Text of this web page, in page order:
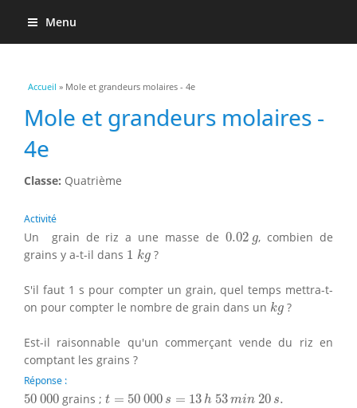
Menu
Vous êtes ici
Accueil » Mole et grandeurs molaires - 4e
Mole et grandeurs molaires -
4e
Classe: Quatrième
Activité
Un grain de riz a une masse de 0.02 g
0.02 g, combien de
grains y a-t-il dans 1 kg
1 kg?
S'il faut 1 s pour compter un grain, quel temps mettra-t-
on pour compter le nombre de grain dans un kg
kg ?
Est-il raisonnable qu'un commerçant vende du riz en
comptant les grains ?
Réponse :
50 000
50 000grains ; t = 50 000 s = 13 h 53min 20 s.
t 50 000s = 13h 53min 20s.